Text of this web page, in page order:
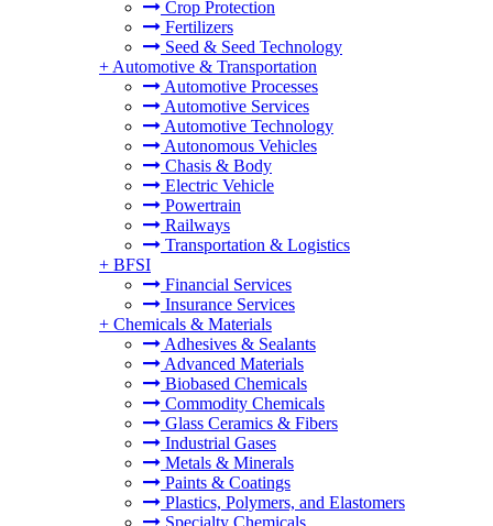
Crop Protection
Fertilizers
Seed & Seed Technology
+ Automotive & Transportation
Automotive Processes
Automotive Services
Automotive Technology
Autonomous Vehicles
Chasis & Body
Electric Vehicle
Powertrain
Railways
Transportation & Logistics
+ BFSI
Financial Services
Insurance Services
+ Chemicals & Materials
Adhesives & Sealants
Advanced Materials
Biobased Chemicals
Commodity Chemicals
Glass Ceramics & Fibers
Industrial Gases
Metals & Minerals
Paints & Coatings
Plastics, Polymers, and Elastomers
Specialty Chemicals